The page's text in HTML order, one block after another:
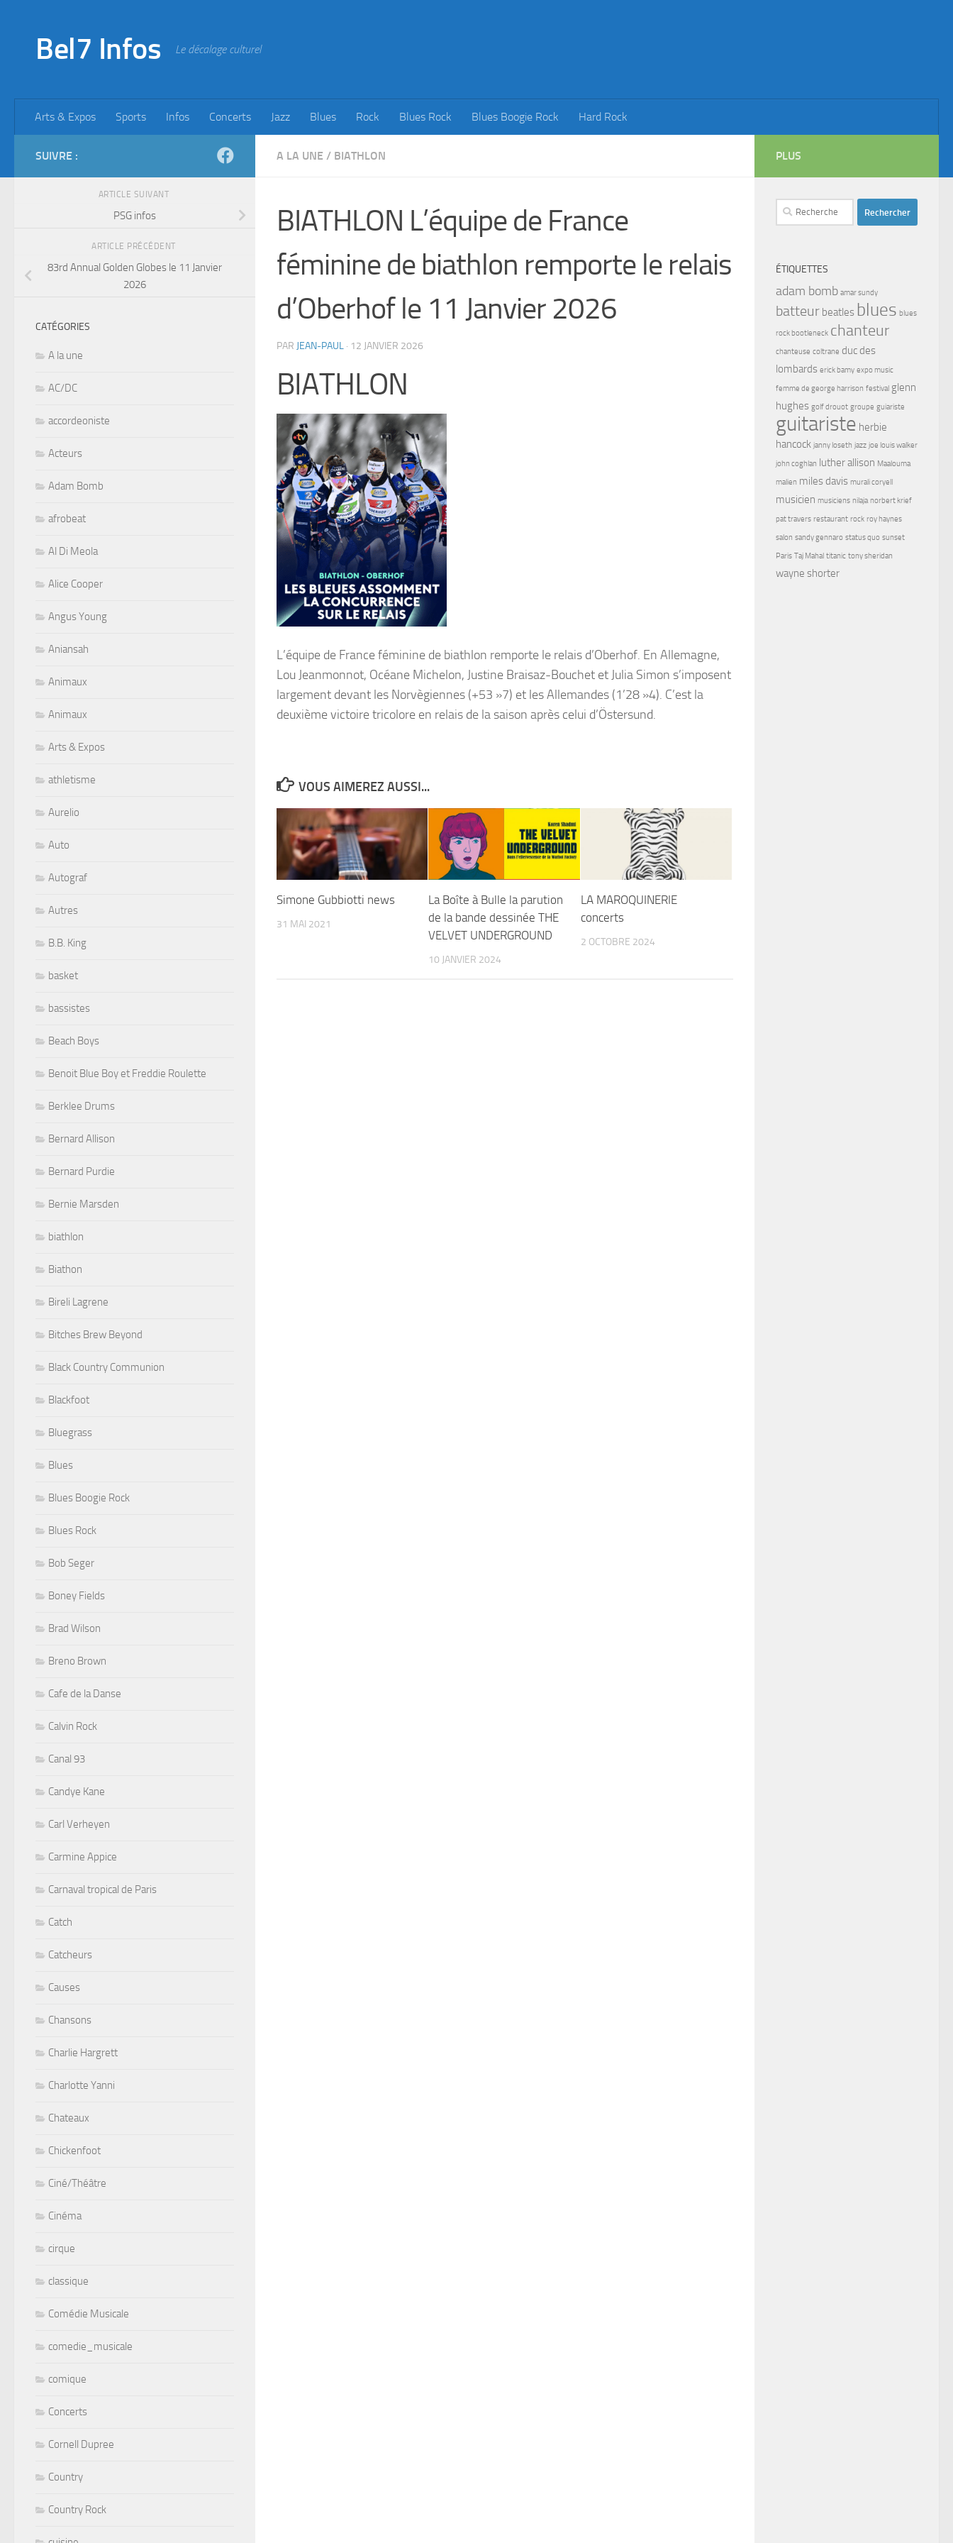
Bel7 Infos Le décalage culturel
Arts & Expos Sports Infos Concerts Jazz Blues Rock Blues Rock Blues Boogie Rock Hard Rock
A LA UNE / BIATHLON
BIATHLON L’équipe de France
féminine de biathlon remporte le relais
d’Oberhof le 11 Janvier 2026
PAR JEAN-PAUL · 12 JANVIER 2026
BIATHLON
L’équipe de France féminine de biathlon remporte le relais d’Oberhof. En Allemagne,
Lou Jeanmonnot, Océane Michelon, Justine Braisaz-Bouchet et Julia Simon s’imposent
largement devant les Norvègiennes (+53 »7) et les Allemandes (1’28 »4). C’est la
deuxième victoire tricolore en relais de la saison après celui d’Östersund.
VOUS AIMEREZ AUSSI...
Simone Gubbiotti news
31 MAI 2021
La Boîte à Bulle la parution
de la bande dessinée THE
VELVET UNDERGROUND
10 JANVIER 2024
LA MAROQUINERIE
concerts
2 OCTOBRE 2024
SUIVRE :
ARTICLE SUIVANT
PSG infos
ARTICLE PRÉCÉDENT
83rd Annual Golden Globes le 11 Janvier
2026
CATÉGORIES
A la une
AC/DC
accordeoniste
Acteurs
Adam Bomb
afrobeat
Al Di Meola
Alice Cooper
Angus Young
Aniansah
Animaux
Animaux
Arts & Expos
athletisme
Aurelio
Auto
Autograf
Autres
B.B. King
basket
bassistes
Beach Boys
Benoit Blue Boy et Freddie Roulette
Berklee Drums
Bernard Allison
Bernard Purdie
Bernie Marsden
biathlon
Biathon
Bireli Lagrene
Bitches Brew Beyond
Black Country Communion
Blackfoot
Bluegrass
Blues
Blues Boogie Rock
Blues Rock
Bob Seger
Boney Fields
Brad Wilson
Breno Brown
Cafe de la Danse
Calvin Rock
Canal 93
Candye Kane
Carl Verheyen
Carmine Appice
Carnaval tropical de Paris
Catch
Catcheurs
Causes
Chansons
Charlie Hargrett
Charlotte Yanni
Chateaux
Chickenfoot
Ciné/Théâtre
Cinéma
cirque
classique
Comédie Musicale
comedie_musicale
comique
Concerts
Cornell Dupree
Country
Country Rock
PLUS
Rechercher :
ÉTIQUETTES
adam bomb amar sundy
batteur beatles blues blues
rock bootleneck chanteur
chanteuse coltrane duc des
lombards erick bamy expo music
femme de george harrison festival glenn
hughes golf drouot groupe guiariste
guitariste herbie
hancock janny loseth jazz joe louis walker
john coghlan luther allison Maalouma
malien miles davis murali coryell
musicien musiciens nilaja norbert krief
pat travers restaurant rock roy haynes
salon sandy gennaro status quo sunset
Paris Taj Mahal titanic tony sheridan
wayne shorter